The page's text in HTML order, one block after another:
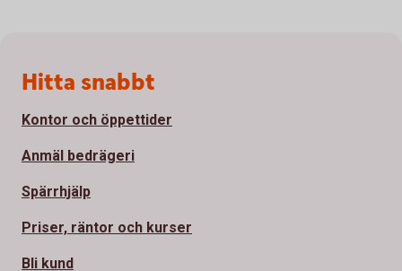
Sidfot
Hitta snabbt
Kontor och öppettider
Anmäl bedrägeri
Spärrhjälp
Priser, räntor och kurser
Bli kund